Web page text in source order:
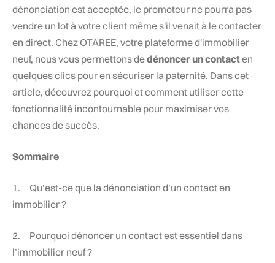
dénonciation est acceptée, le promoteur ne pourra pas
vendre un lot à votre client même s'il venait à le contacter
en direct. Chez OTAREE, votre plateforme d'immobilier
neuf, nous vous permettons dedénoncer un contacten
quelques clics pour en sécuriser la paternité. Dans cet
article, découvrez pourquoi et comment utiliser cette
fonctionnalité incontournable pour maximiser vos
chances de succès.
Sommaire
1. Qu’est-ce que la dénonciation d’un contact en
immobilier ?
2. Pourquoi dénoncer un contact est essentiel dans
l’immobilier neuf ?